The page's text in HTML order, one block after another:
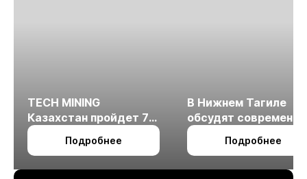
TECH MINING
Казахстан пройдет 7
октября в Алматы
Подробнее
В Нижнем Тагиле
обсудят
технологии
измельчения
Подробнее